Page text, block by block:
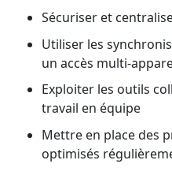
Sécuriser et
Utiliser les
un accès multi-
Exploiter les outils
travail en équipe
Mettre en place des
optimisés